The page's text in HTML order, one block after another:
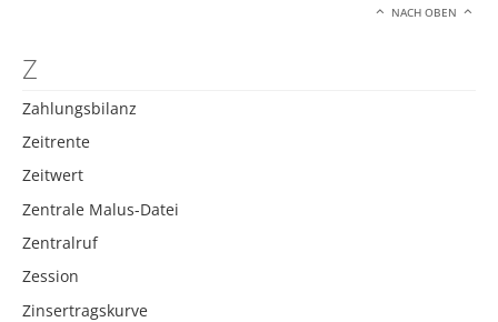
NACH OBEN
Z
Zahlungsbilanz
Zeitrente
Zeitwert
Zentrale Malus-Datei
Zentralruf
Zession
Zinsertragskurve